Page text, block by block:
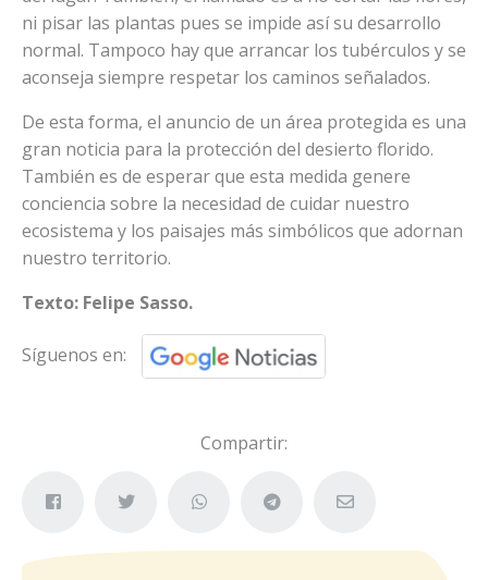
ni pisar las plantas pues se impide así su desarrollo
normal. Tampoco hay que arrancar los tubérculos y se
aconseja siempre respetar los caminos señalados.
De esta forma, el anuncio de un área protegida es una
gran noticia para la protección del desierto florido.
También es de esperar que esta medida genere
conciencia sobre la necesidad de cuidar nuestro
ecosistema y los paisajes más simbólicos que adornan
nuestro territorio.
Texto: Felipe Sasso.
Síguenos en:
Compartir: